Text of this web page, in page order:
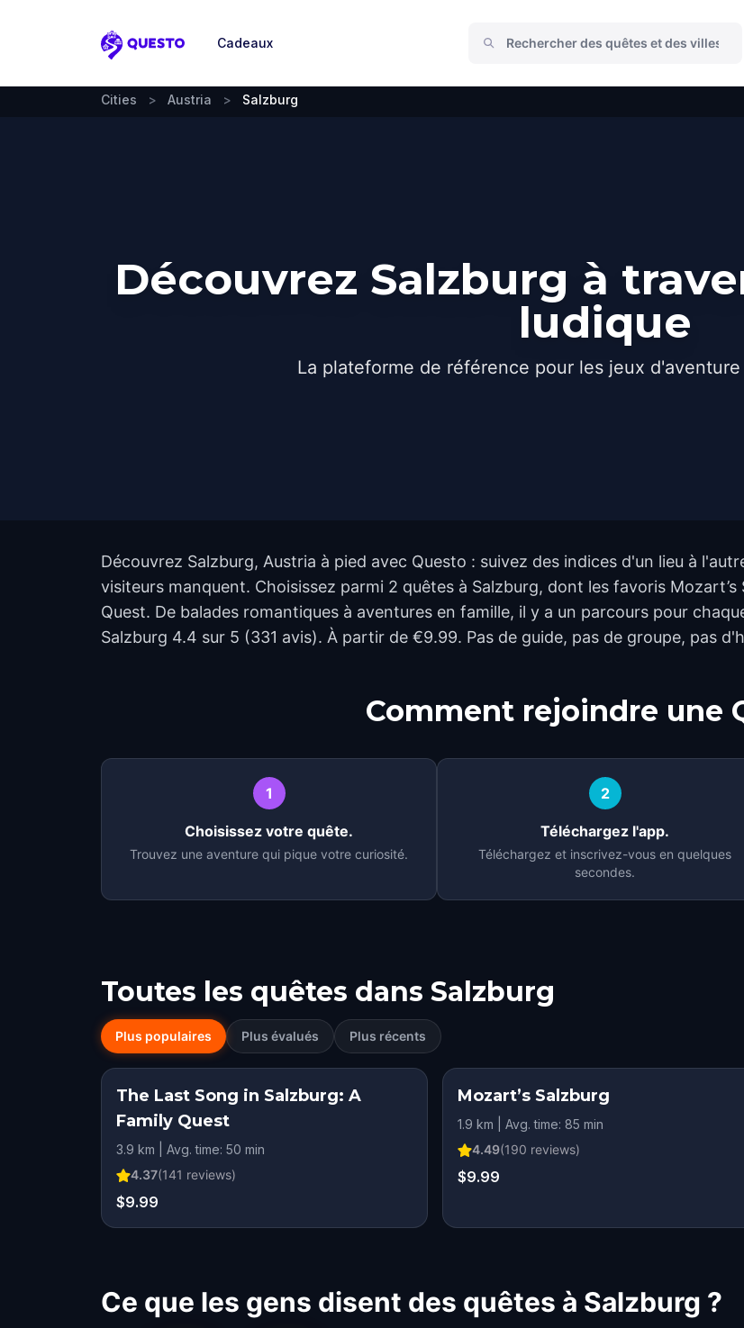
Questo
Cadeaux
Cities > Austria > Salzburg
Découvrez Salzburg à
ludique
La plateforme de référence pour les jeux
Découvrez Salzburg, Austria à pied avec Questo : suivez des indices d'un lieu à
visiteurs manquent. Choisissez parmi 2 quêtes à Salzburg, dont les favoris
Quest. De balades romantiques à aventures en famille, il y a un parcours pour
Salzburg 4.4 sur 5 (331 avis). À partir de €9.99. Pas de guide, pas de groupe, pas
Comment rejoindre une
1
Choisissez votre quête.
Trouvez une aventure qui pique votre curiosité.
2
Téléchargez l'app.
Téléchargez et inscrivez-vous en quelques
secondes.
Toutes les quêtes dans Salzburg
Plus populaires Plus évalués Plus récents
The Last Song in Salzburg: A
Family Quest
3.9 km | Avg. time: 50 min
4.37(141 reviews)
$9.99
Mozart’s Salzburg
1.9 km | Avg. time: 85 min
4.49(190 reviews)
$9.99
Ce que les gens disent des quêtes à Salzburg ?